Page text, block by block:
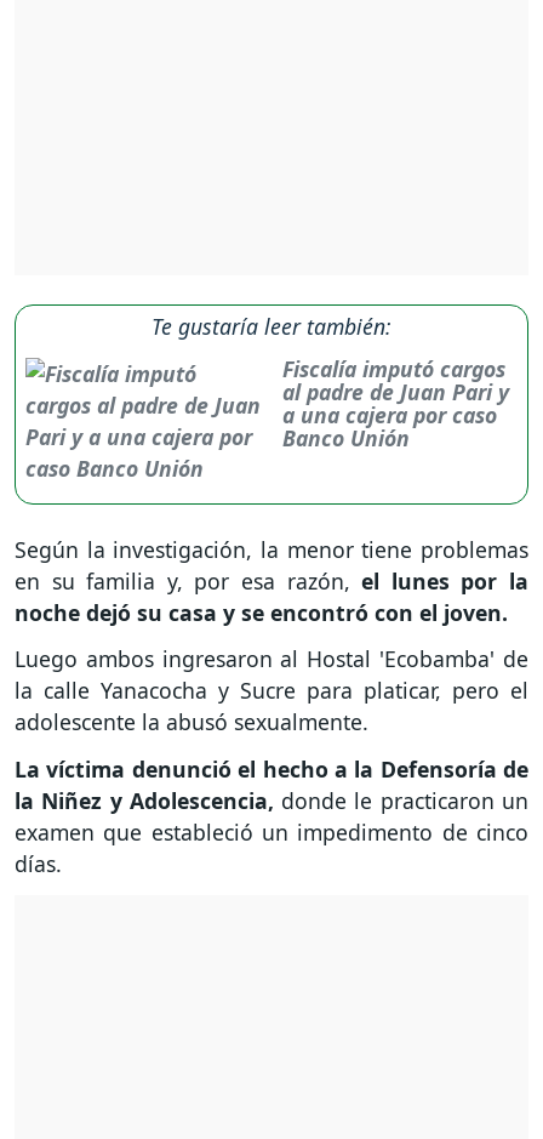
Te gustaría leer también:
Fiscalía imputó cargos
al padre de Juan Pari y
a una cajera por caso
Banco Unión
Según la investigación, la menor tiene problemas
en su familia y, por esa razón,el lunes por la
noche dejó su casa y se encontró con el joven.
Luego ambos ingresaron al Hostal 'Ecobamba' de
la calle Yanacocha y Sucre para platicar, pero el
adolescente la abusó sexualmente.
La víctima denunció el hecho a la Defensoría de
la Niñez y Adolescencia, donde le practicaron un
examen que estableció un impedimento de cinco
días.